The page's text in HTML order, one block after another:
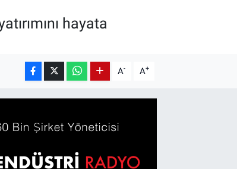
hayata
A- A+